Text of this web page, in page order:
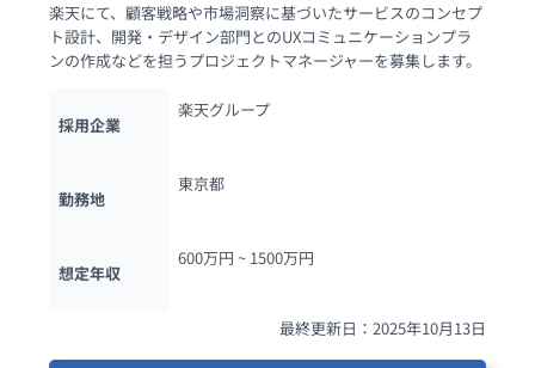
楽天にて、顧客戦略や市場洞察に基づいたサービスのコンセプ
ト設計、開発・デザイン部門とのUXコミュニケーションプラ
ンの作成などを担うプロジェクトマネージャーを募集します。
採用企業
楽天グループ
勤務地
東京都
想定年収
600万円 ~ 1500万円
最終更新日：2025年10月13日